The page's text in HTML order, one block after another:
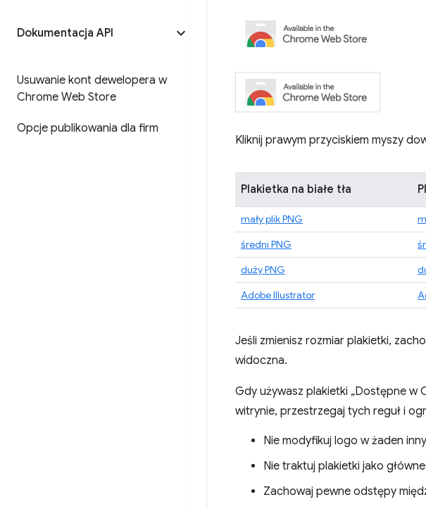
Dokumentacja API
Usuwanie kont dewelopera w
Chrome Web Store
Opcje publikowania dla firm
Kliknij prawym przyciskiem myszy
Plakietka na białe tła
mały plik PNG
średni PNG
duży PNG
Adobe Illustrator
Jeśli zmienisz rozmiar plakietki,
widoczna.
Gdy używasz plakietki „Dostępne w
witrynie, przestrzegaj tych reguł i
Nie modyfikuj logo w żaden
Nie traktuj plakietki jako
Zachowaj pewne odstępy